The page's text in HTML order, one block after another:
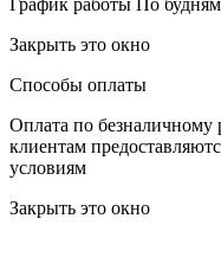
Закрыть это окно
Способы оплаты
Оплата по безналичному
клиентам
условиям
Закрыть это окно